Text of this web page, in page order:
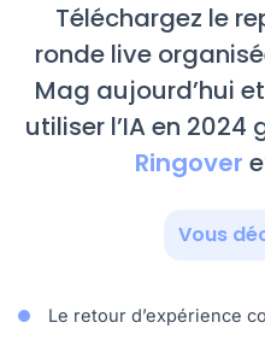
Téléchargez le
ronde live
Mag aujourd’hui
utiliser l’IA en
Ringover
Vous
Le retour d’expérience